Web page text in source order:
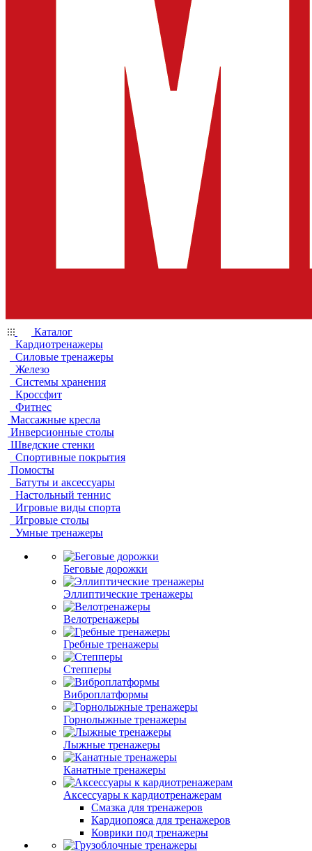
Каталог
Кардиотренажеры
Силовые тренажеры
Железо
Системы хранения
Кроссфит
Фитнес
Массажные кресла
Инверсионные столы
Шведские стенки
Спортивные покрытия
Помосты
Батуты и аксессуары
Настольный теннис
Игровые виды спорта
Игровые столы
Умные тренажеры
Беговые дорожки
Эллиптические тренажеры
Велотренажеры
Гребные тренажеры
Степперы
Виброплатформы
Горнолыжные тренажеры
Лыжные тренажеры
Канатные тренажеры
Аксессуары к кардиотренажерам
Смазка для тренажеров
Кардиопояса для тренажеров
Коврики под тренажеры